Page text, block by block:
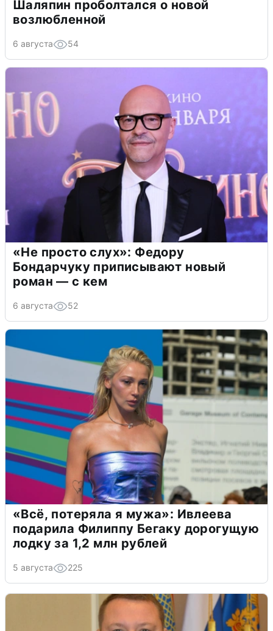
Шаляпин проболтался о новой
возлюбленной
6 августа 54
«Не просто слух»: Федору
Бондарчуку приписывают новый
роман — с кем
6 августа 52
«Всё, потеряла я мужа»: Ивлеева
подарила Филиппу Бегаку дорогущую
лодку за 1,2 млн рублей
5 августа 225